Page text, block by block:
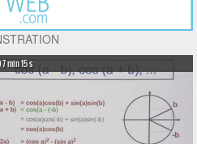
7 min 15 s